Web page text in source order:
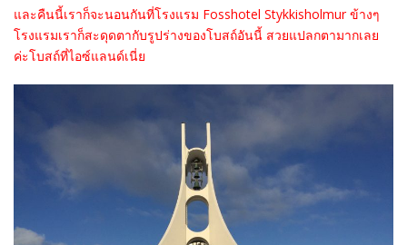
และคืนนี้เราก็จะนอนกันที่โรงแรม Fosshotel Stykkisholmur ข้างๆ
โรงแรมเราก็สะดุดตากับรูปร่างของโบสถ์อันนี้ สวยแปลกตามากเลย
ค่ะโบสถ์ที่ไอซ์แลนด์เนี่ย